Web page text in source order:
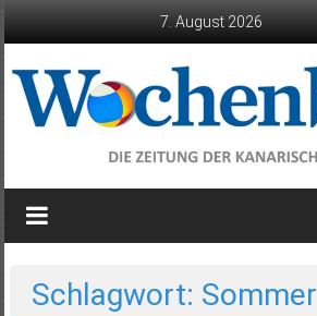
7. August 2026
Wochenblatt
die
Kanarischen
Schlagwort: Sommer